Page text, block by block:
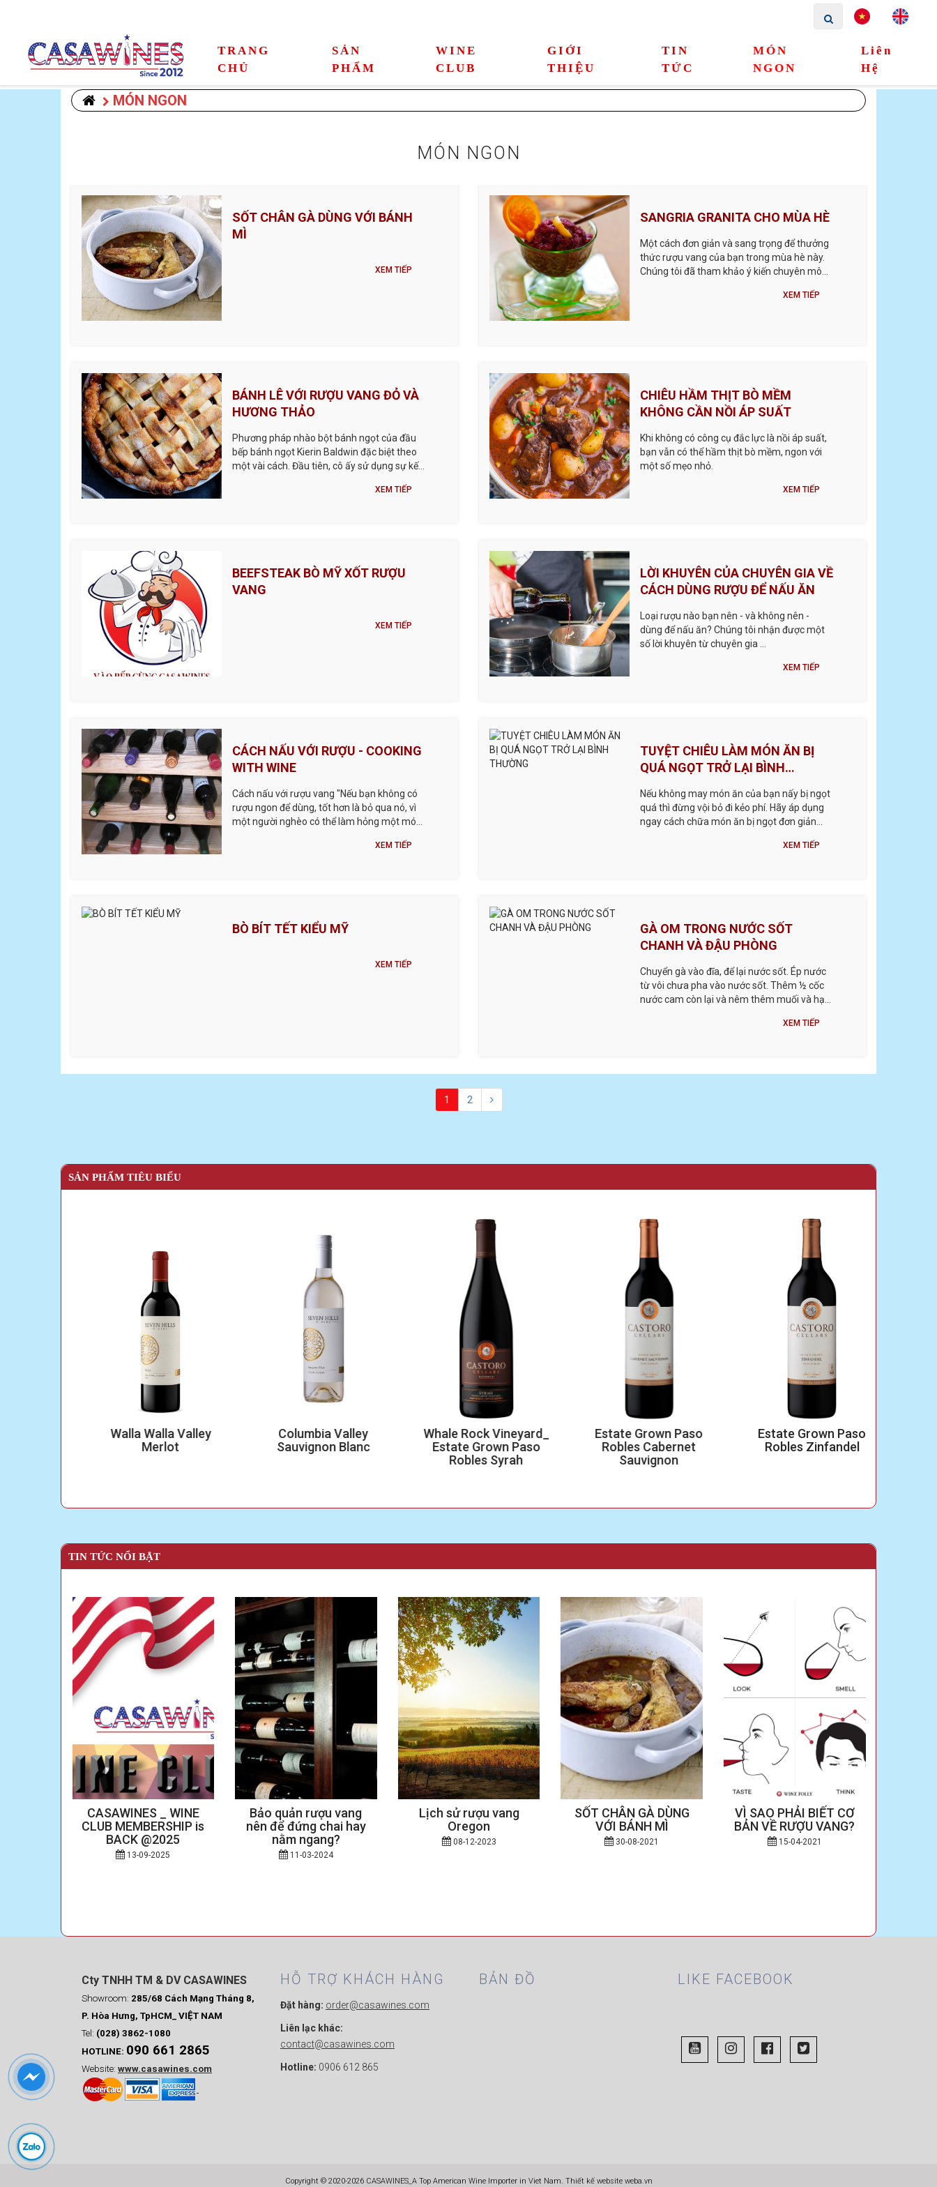
TRANG
CHỦ
SẢN
PHẨM
WINE
CLUB
GIỚI
THIỆU
TIN
TỨC
MÓN
NGON
Liên
Hệ
MÓN NGON
MÓN NGON
SỐT CHÂN GÀ DÙNG VỚI BÁNH
MÌ
XEM TIẾP
SANGRIA GRANITA CHO MÙA HÈ
Một cách đơn giản và sang trọng để thưởng
thức rượu vang của bạn trong mùa hè này.
Chúng tôi đã tham khảo ý kiến ​​chuyên môn
Thung lũng Hudson, NY, người đã sản xuất
XEM TIẾP
BÁNH LÊ VỚI RƯỢU VANG ĐỎ VÀ
HƯƠNG THẢO
Phương pháp nhào bột bánh ngọt của đầu
bếp bánh ngọt Kierin Baldwin đặc biệt theo
một vài cách. Đầu tiên, cô ấy sử dụng sự kết
chất béo, làm cho vỏ bánh mỏng nhất. Kỹ
XEM TIẾP
CHIÊU HẦM THỊT BÒ MỀM
KHÔNG CẦN NỒI ÁP SUẤT
Khi không có công cụ đắc lực là nồi áp suất,
bạn vẫn có thể hầm thịt bò mềm, ngon với
một số mẹo nhỏ.
XEM TIẾP
BEEFSTEAK BÒ MỸ XỐT RƯỢU
VANG
XEM TIẾP
LỜI KHUYÊN CỦA CHUYÊN GIA VỀ
CÁCH DÙNG RƯỢU ĐỂ NẤU ĂN
Loại rượu nào bạn nên - và không nên -
dùng để nấu ăn? Chúng tôi nhận được một
số lời khuyên từ chuyên gia ...
XEM TIẾP
CÁCH NẤU VỚI RƯỢU - COOKING
WITH WINE
Cách nấu với rượu vang "Nếu bạn không có
rượu ngon để dùng, tốt hơn là bỏ qua nó, vì
một người nghèo có thể làm hỏng một món
XEM TIẾP
TUYỆT CHIÊU LÀM MÓN ĂN BỊ
QUÁ NGỌT TRỞ LẠI BÌNH
Nếu không may món ăn của bạn nấy bị ngọt
quá thì đừng vội bỏ đi kẻo phí. Hãy áp dụng
ngay cách chữa món ăn bị ngọt đơn giản
XEM TIẾP
BÒ BÍT TẾT KIỂU MỸ
XEM TIẾP
GÀ OM TRONG NƯỚC SỐT
CHANH VÀ ĐẬU PHÒNG
Chuyển gà vào đĩa, để lại nước sốt. Ép nước
từ vôi chưa pha vào nước sốt. Thêm ½ cốc
nước cam còn lại và nêm thêm muối và hạt
thảo mộc và nhiều đậu phộng; mưa phùn với
XEM TIẾP
1 2
SẢN PHẨM TIÊU BIỂU
Walla Walla Valley
Merlot
Columbia Valley
Sauvignon Blanc
Whale Rock Vineyard_
Estate Grown Paso
Robles Syrah
Estate Grown Paso
Robles Cabernet
Sauvignon
Estate Grown Paso
Robles Zinfandel
TIN TỨC NỔI BẬT
CASAWINES _ WINE
CLUB MEMBERSHIP is
BACK @2025
13-09-2025
Bảo quản rượu vang
nên để đứng chai hay
nằm ngang?
11-03-2024
Lịch sử rượu vang
Oregon
08-12-2023
SỐT CHÂN GÀ DÙNG
VỚI BÁNH MÌ
30-08-2021
VÌ SAO PHẢI BIẾT CƠ
BẢN VỀ RƯỢU VANG?
15-04-2021
Cty TNHH TM & DV CASAWINES
Showroom: 285/68 Cách Mạng Tháng 8,
P. Hòa Hưng, TpHCM_ VIỆT NAM
Tel: (028) 3862-1080
HOTLINE: 090 661 2865
Website: www.casawines.com
HỖ TRỢ KHÁCH HÀNG
Đặt hàng: order@casawines.com
Liên lạc khác:
contact@casawines.com
Hotline: 0906 612 865
BẢN ĐỒ LIKE FACEBOOK
Copyright © 2020-2026 CASAWINES_A Top American Wine Importer in Viet Nam. Thiết kế website weba.vn